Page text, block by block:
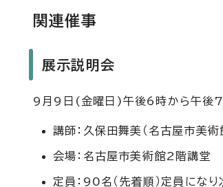
関連催事
展示説明会
9月9日(金曜日)午後6時から午後7
講師：久保田舞美（名古屋市美術
会場：名古屋市美術館2階講堂
定員：90名（先着順）定員にな